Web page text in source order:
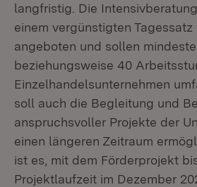
langfristig. Die
einem vergünstigten Tagessatz
angeboten und sollen
beziehungsweise 40
Einzelhandelsunternehmen
soll auch die Begleitung und
anspruchsvoller Projekte der
einen längeren Zeitraum
ist es, mit dem Förderprojekt
Projektlaufzeit im Dezember